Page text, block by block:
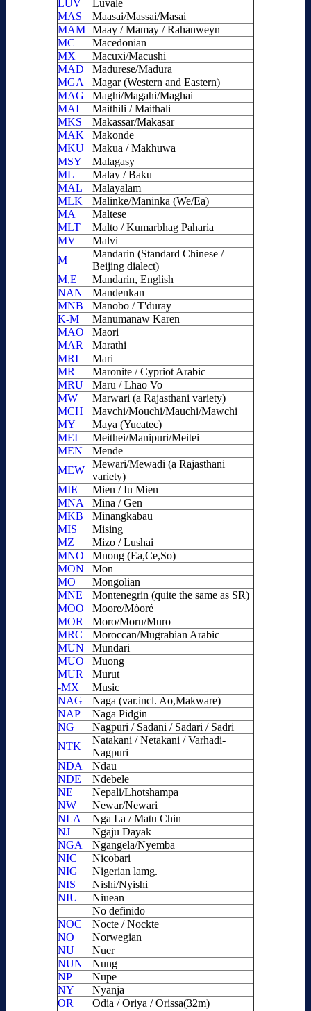
LUV
Luvale
MAS
Maasai/Massai/Masai
MAM Maay / Mamay / Rahanweyn
MC
Macedonian
MX
Macuxi/Macushi
MAD
Madurese/Madura
MGA
Magar (Western and Eastern)
MAG
Maghi/Magahi/Maghai
MAI
Maithili / Maithali
MKS
Makassar/Makasar
MAK
Makonde
MKU
Makua / Makhuwa
MSY
Malagasy
ML
Malay / Baku
MAL
Malayalam
MLK
Malinke/Maninka (We/Ea)
MA
Maltese
MLT
Malto / Kumarbhag Paharia
MV
Malvi
M
Mandarin (Standard Chinese /
Beijing dialect)
M,E
Mandarin, English
NAN
Mandenkan
MNB
Manobo / T'duray
K-M
Manumanaw Karen
MAO
Maori
MAR
Marathi
MRI
Mari
MR
Maronite / Cypriot Arabic
MRU
Maru / Lhao Vo
MW
Marwari (a Rajasthani variety)
MCH
Mavchi/Mouchi/Mauchi/Mawchi
MY
Maya (Yucatec)
MEI
Meithei/Manipuri/Meitei
MEN
Mende
MEW
Mewari/Mewadi (a Rajasthani
variety)
MIE
Mien / Iu Mien
MNA
Mina / Gen
MKB
Minangkabau
MIS
Mising
MZ
Mizo / Lushai
MNO
Mnong (Ea,Ce,So)
MON
Mon
MO
Mongolian
MNE
Montenegrin (quite the same as SR)
MOO
Moore/Mòoré
MOR
Moro/Moru/Muro
MRC
Moroccan/Mugrabian Arabic
MUN
Mundari
MUO
Muong
MUR
Murut
-MX
Music
NAG
Naga (var.incl. Ao,Makware)
NAP
Naga Pidgin
NG
Nagpuri / Sadani / Sadari / Sadri
NTK
Natakani / Netakani / Varhadi-
Nagpuri
NDA
Ndau
NDE
Ndebele
NE
Nepali/Lhotshampa
NW
Newar/Newari
NLA
Nga La / Matu Chin
NJ
Ngaju Dayak
NGA
Ngangela/Nyemba
NIC
Nicobari
NIG
Nigerian lamg.
NIS
Nishi/Nyishi
NIU
Niuean
No definido
NOC
Nocte / Nockte
NO
Norwegian
NU
Nuer
NUN
Nung
NP
Nupe
NY
Nyanja
OR
Odia / Oriya / Orissa(32m)